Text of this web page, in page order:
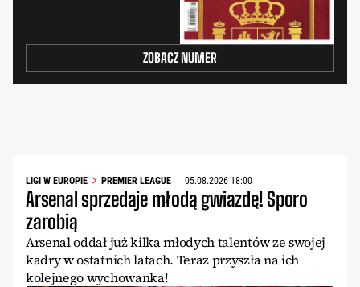
ZOBACZ NUMER
LIGI W EUROPIE PREMIER LEAGUE 05.08.2026 18:00
Arsenal sprzedaje młodą gwiazdę! Sporo
zarobią
Arsenal oddał już kilka młodych talentów ze swojej
kadry w ostatnich latach. Teraz przyszła na ich
kolejnego wychowanka!